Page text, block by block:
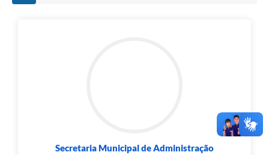
Secretaria Municipal de Administração